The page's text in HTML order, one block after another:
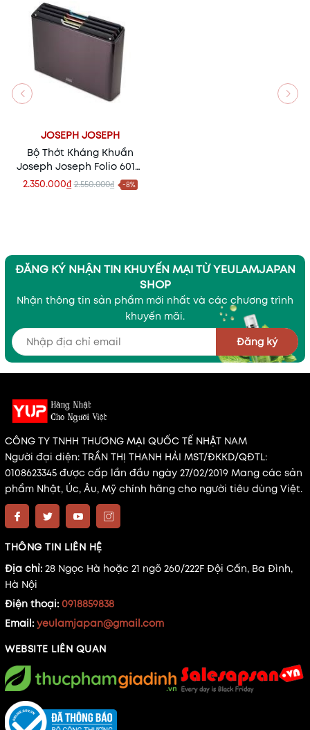
JOSEPH JOSEPH
Bộ Thớt Kháng Khuẩn
Joseph Joseph Folio 60171
– Giải Pháp Chuẩn Vệ
Sinh Cho Gian Bếp Hiện
2.350.000₫ 2.550.000₫ -8%
ĐĂNG KÝ NHẬN TIN KHUYẾN MẠI TỪ YEULAMJAPAN
SHOP
Nhận thông tin sản phẩm mới nhất và các chương trình
khuyến mãi.
Đăng ký
CÔNG TY TNHH THƯƠNG MẠI QUỐC TẾ NHẬT NAM
Người đại diện: TRẦN THỊ THANH HẢI MST/ĐKKD/QĐTL:
0108623345 được cấp lần đầu ngày 27/02/2019 Mang các sản
phẩm Nhật, Úc, Âu, Mỹ chính hãng cho người tiêu dùng Việt.
THÔNG TIN LIÊN HỆ
Địa chỉ: 28 Ngọc Hà hoặc 21 ngõ 260/222F Đội Cấn, Ba Đình,
Hà Nội
Điện thoại: 0918859838
Email: yeulamjapan@gmail.com
WEBSITE LIÊN QUAN